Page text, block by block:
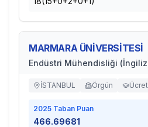
MARMARA ÜNİVERSİTESİ
Endüstri Mühendisliği
İSTANBUL Örgün
2025 Taban Puan
466.69681